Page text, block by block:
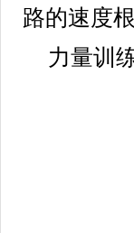
路的速度
力量训